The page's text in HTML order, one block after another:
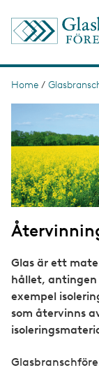
B
e
a
d
c
u
m
b
Home /
a
g
e
Glas är ett
hållet, antingen
exempel
som återvinns